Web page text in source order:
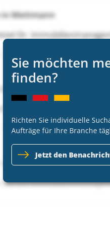
in Mettmann
Dr.
Mettmann
Dr.
in Mettmann
Dr.
Sie möchten
finden?
Richten Sie individuelle
Aufträge für Ihre Branche
Jetzt den